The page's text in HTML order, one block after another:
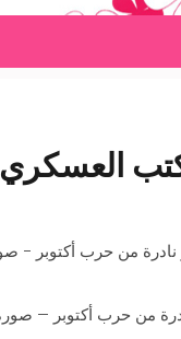
العسكري المصري
من حرب أكتوبر –